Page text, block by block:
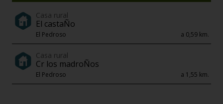
Casa rural
El castaÑo
El Pedroso a 0,59 km.
Casa rural
Cr los madroÑos
El Pedroso a 1,55 km.